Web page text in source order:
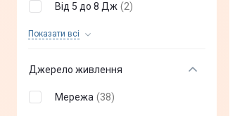
Від 5 до 8 Дж (2)
Показати всiВід 8 до 9 Дж
Джерело живлення
Мережа (38)